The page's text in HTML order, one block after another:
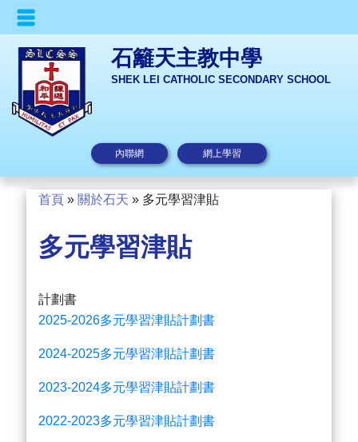
石籬天主教中學
SHEK LEI CATHOLIC SECONDARY SCHOOL
內聯網 網上學習
首頁 » 關於石天 » 多元學習津貼
多元學習津貼
計劃書
2025-2026多元學習津貼計劃書
2024-2025多元學習津貼計劃書
2023-2024多元學習津貼計劃書
2022-2023多元學習津貼計劃書